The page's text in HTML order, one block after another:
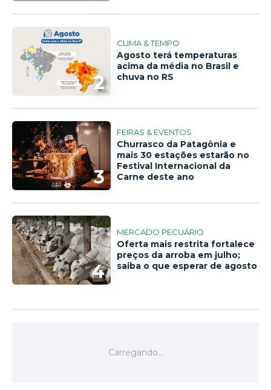
2
CLIMA & TEMPO
Agosto terá temperaturas
acima da média no Brasil e
chuva no RS
3
FEIRAS & EVENTOS
Churrasco da Patagônia e
mais 30 estações estarão no
Festival Internacional da
Carne deste ano
4
MERCADO PECUÁRIO
Oferta mais restrita fortalece
preços da arroba em julho;
saiba o que esperar de agosto